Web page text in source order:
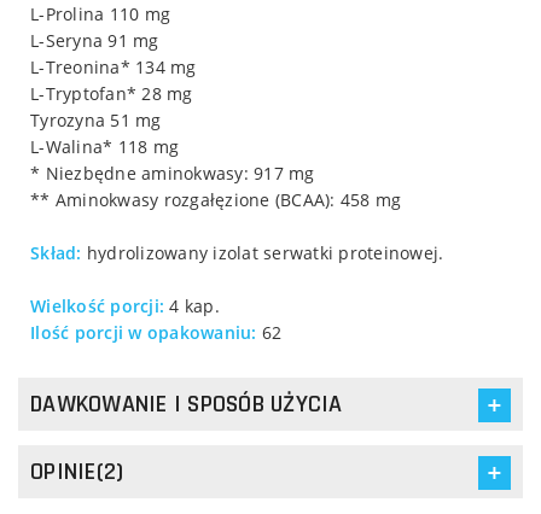
L-Prolina 110 mg
L-Seryna 91 mg
L-Treonina* 134 mg
L-Tryptofan* 28 mg
Tyrozyna 51 mg
L-Walina* 118 mg
* Niezbędne aminokwasy: 917 mg
** Aminokwasy rozgałęzione (BCAA): 458 mg
Skład: hydrolizowany izolat serwatki proteinowej.
Wielkość porcji: 4 kap.
Ilość porcji w opakowaniu: 62
DAWKOWANIE I SPOSÓB UŻYCIA
OPINIE(2)